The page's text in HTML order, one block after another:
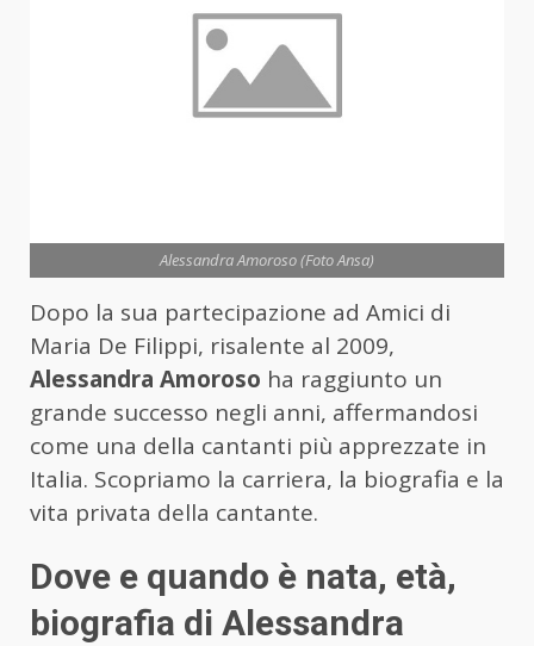
Alessandra Amoroso (Foto Ansa)
Dopo la sua partecipazione ad Amici di
Maria De Filippi, risalente al 2009,
Alessandra Amoroso ha raggiunto un
grande successo negli anni, affermandosi
come una della cantanti più apprezzate in
Italia. Scopriamo la carriera, la biografia e la
vita privata della cantante.
Dove e quando è nata, età,
biografia di Alessandra